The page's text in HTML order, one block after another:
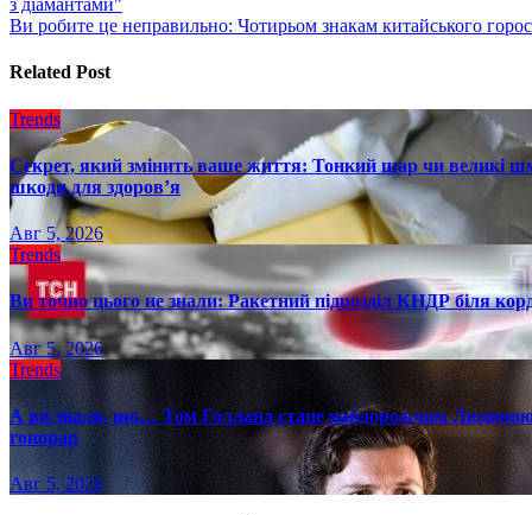
по
з діамантами"
Ви робите це неправильно: Чотирьом знакам китайського
Related Post
Trends
Секрет, який змінить ваше життя: Тонкий шар чи великі
шкоди для здоров’я
Авг 5, 2026
Trends
Ви точно цього не знали: Ракетний підрозділ КНДР біля
Авг 5, 2026
Trends
А ви знали, що… Том Голланд стане найдорожчим
гонорар
Авг 5, 2026